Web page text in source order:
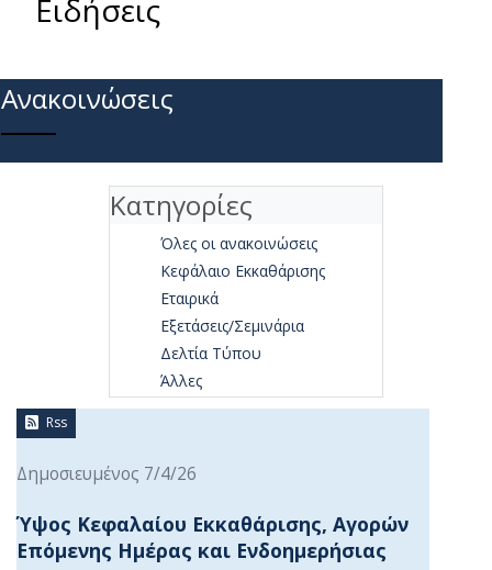
Ειδήσεις
Ανακοινώσεις
Κατηγορίες
Όλες οι ανακοινώσεις
Κεφάλαιο Εκκαθάρισης
Εταιρικά
Εξετάσεις/Σεμινάρια
Δελτία Τύπου
Άλλες
Rss
Δημοσιευμένος 7/4/26
Ύψος Κεφαλαίου Εκκαθάρισης, Αγορών
Επόμενης Ημέρας και Ενδοημερήσιας